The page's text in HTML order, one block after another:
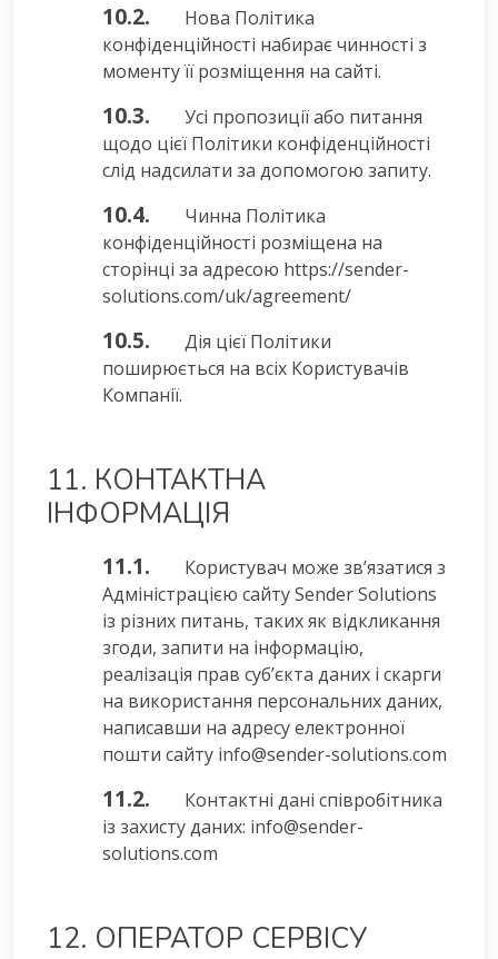
10.2.
Нова Політика
конфіденційності набирає чинності з
моменту її розміщення на сайті.
10.3.
Усі пропозиції або питання
щодо цієї Політики конфіденційності
слід надсилати за допомогою запиту.
10.4.
Чинна Політика
конфіденційності розміщена на
сторінці за адресою https://sender-
solutions.com/uk/agreement/
10.5.
Дія цієї Політики
поширюється на всіх Користувачів
Компанії.
11. КОНТАКТНА
ІНФОРМАЦІЯ
11.1.
Користувач може зв’язатися з
Адміністрацією сайту Sender Solutions
із різних питань, таких як відкликання
згоди, запити на інформацію,
реалізація прав суб’єкта даних і скарги
на використання персональних даних,
написавши на адресу електронної
пошти сайту info@sender-solutions.com
11.2.
Контактні дані співробітника
із захисту даних: info@sender-
solutions.com
12. ОПЕРАТОР СЕРВІСУ